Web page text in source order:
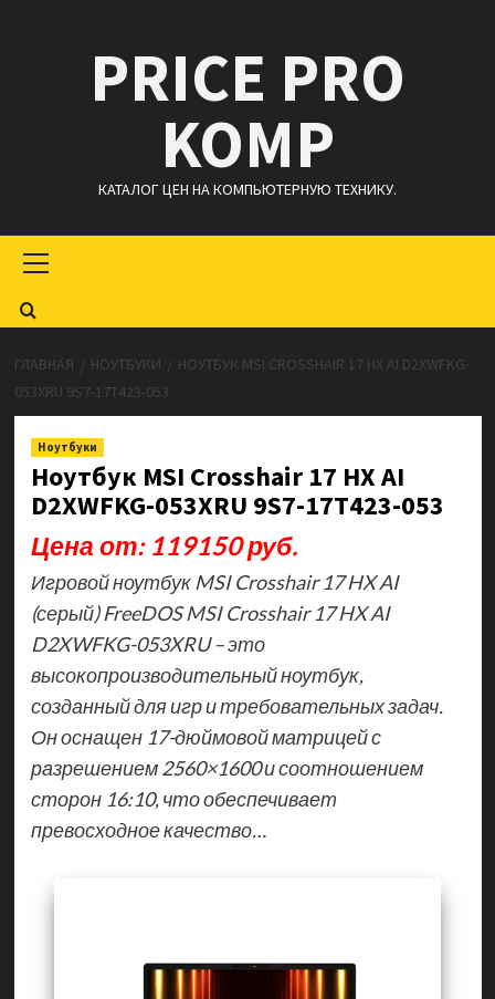
содержимомуPRICE PRO
KOMP
КАТАЛОГ ЦЕН НА КОМПЬЮТЕРНУЮ ТЕХНИКУ.
меню
ГЛАВНАЯ НОУТБУКИ
НОУТБУК MSI CROSSHAIR 17 HX AI D2XWFKG-
053XRU 9S7-17T423-053
Ноутбуки
Ноутбук MSI Crosshair 17 HX AI
D2XWFKG-053XRU 9S7-17T423-053
Цена от: 119150 руб.
Игровой ноутбук MSI Crosshair 17 HX AI
(серый) FreeDOS MSI Crosshair 17 HX AI
D2XWFKG-053XRU – это
высокопроизводительный ноутбук,
созданный для игр и требовательных задач.
Он оснащен 17-дюймовой матрицей с
разрешением 2560×1600 и соотношением
сторон 16:10, что обеспечивает
превосходное качество…